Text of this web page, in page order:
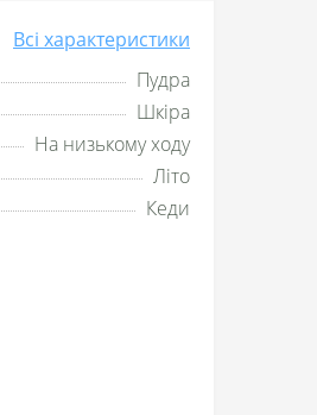
Всі характеристики
Пудра
Шкіра
На низькому ходу
Літо
Кеди